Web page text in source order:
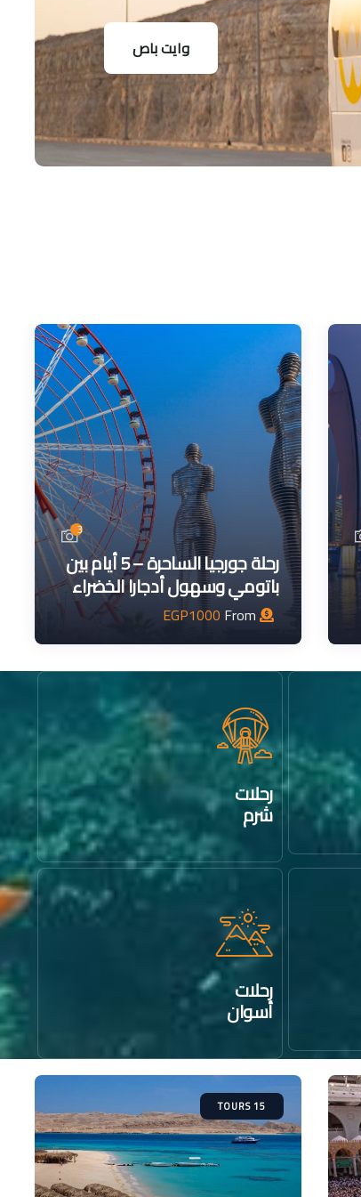
وايت باص
3
رحلة جورجيا الساحرة – 5 أيام بين
باتومي وسهول أدجارا الخضراء
EGP1000
رحلات
شرم
رحلات
أسوان
15 TOURS